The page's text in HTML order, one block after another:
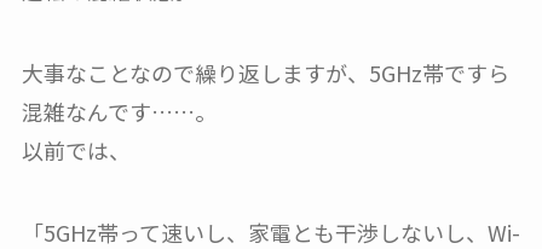
大事なことなので繰り返しますが、5GHz帯ですら
混雑なんです……。
以前では、
「5GHz帯って速いし、家電とも干渉しないし、Wi-